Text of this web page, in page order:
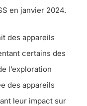
en janvier 2024.
des appareils
certains des
l’exploration
des appareils
leur impact sur